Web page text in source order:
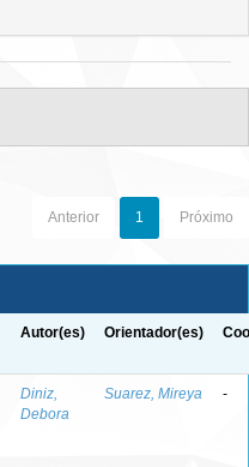
Anterior 1 Próximo
Autor(es) Orientador(es)
Diniz,
Debora
Suarez, Mireya -